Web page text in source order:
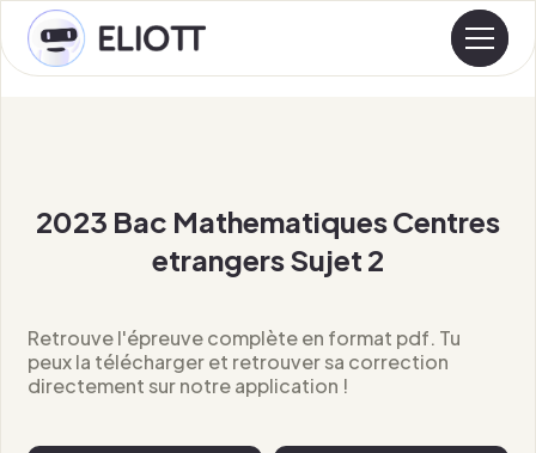
2023 Bac Mathematiques Centres
etrangers Sujet 2
Retrouve l'épreuve complète en format pdf. Tu
peux la télécharger et retrouver sa correction
directement sur notre application !